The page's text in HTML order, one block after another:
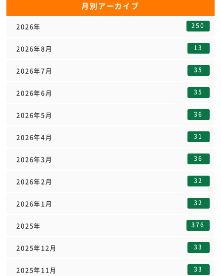
月別アーカイブ
2026年 250
2026年8月 13
2026年7月 35
2026年6月 35
2026年5月 36
2026年4月 31
2026年3月 36
2026年2月 32
2026年1月 32
2025年 376
2025年12月 33
2025年11月 33